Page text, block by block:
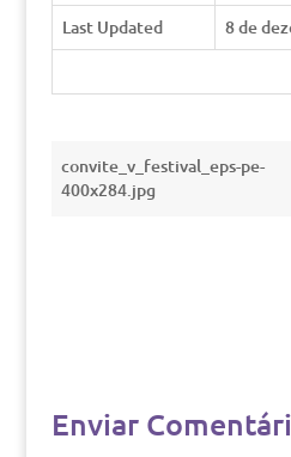
Last Updated
8 de
convite_v_festival_eps-pe-
400x284.jpg
Enviar